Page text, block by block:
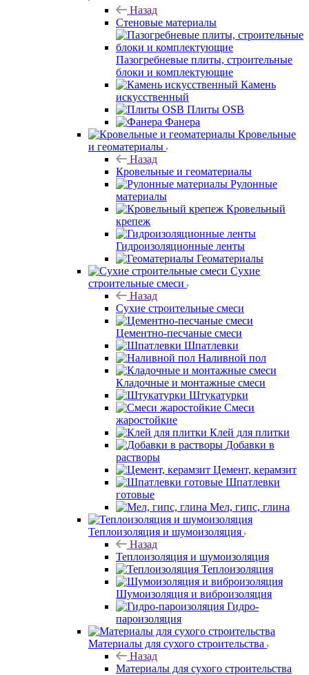
Назад
Стеновые материалы
Пазогребневые плиты, строительные
блоки и комплектующие
Камень
искусственный
Плиты OSB
Фанера
Кровельные
и геоматериалы
Назад
Кровельные и геоматериалы
Рулонные
материалы
Кровельный
крепеж
Гидроизоляционные ленты
Геоматериалы
Сухие
строительные смеси
Назад
Сухие строительные смеси
Цементно-песчаные смеси
Шпатлевки
Наливной пол
Кладочные и монтажные смеси
Штукатурки
Смеси
жаростойкие
Клей для плитки
Добавки в
растворы
Цемент, керамзит
Шпатлевки
готовые
Мел, гипс, глина
Теплоизоляция и шумоизоляция
Назад
Теплоизоляция и шумоизоляция
Теплоизоляция
Шумоизоляция и виброизоляция
Гидро-
пароизоляция
Материалы для сухого строительства
Назад
Материалы для сухого строительства